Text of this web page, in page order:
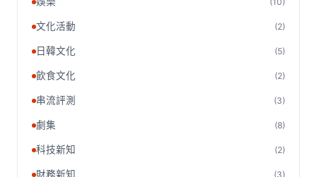
文化活動 (2)
日韓文化 (5)
飲食文化 (2)
串流評測 (3)
劇集 (8)
科技新知 (2)
財務新知 (3)